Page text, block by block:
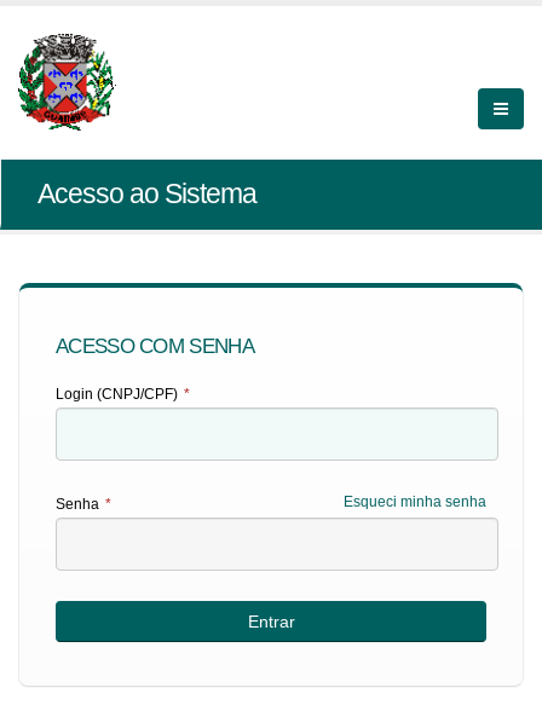
Acesso ao Sistema
ACESSO COM SENHA
Login (CNPJ/CPF) *
Esqueci minha senha
Senha *